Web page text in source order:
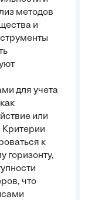
методов
и
для учета
или
Критерии
к
горизонту,
что